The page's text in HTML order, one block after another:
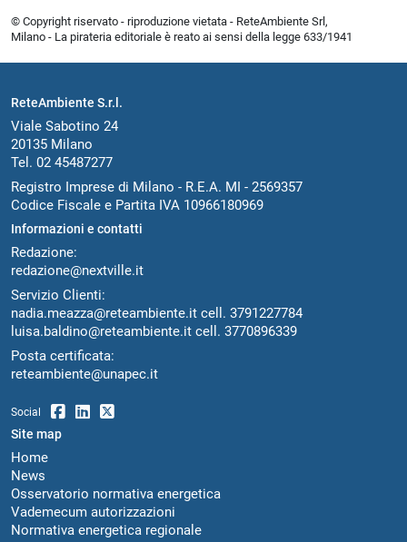
© Copyright riservato - riproduzione vietata - ReteAmbiente Srl,
Milano - La pirateria editoriale è reato ai sensi della legge 633/1941
ReteAmbiente S.r.l.
Viale Sabotino 24
20135 Milano
Tel. 02 45487277
Registro Imprese di Milano - R.E.A. MI - 2569357
Codice Fiscale e Partita IVA 10966180969
Informazioni e contatti
Redazione:
redazione@nextville.it
Servizio Clienti:
nadia.meazza@reteambiente.it cell. 3791227784
luisa.baldino@reteambiente.it cell. 3770896339
Posta certificata:
reteambiente@unapec.it
Social
Site map
Home
News
Osservatorio normativa energetica
Vademecum autorizzazioni
Normativa energetica regionale